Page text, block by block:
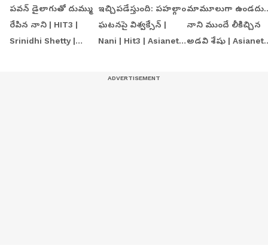
పవన్ డైలాగుతో దుమ్ము
రేపిన నాని | HIT3 |
Srinidhi Shetty |
ఇచ్చిపడేస్తుంది: పహల్గాం
ఘటనపై విశ్వక్సేన్ |
Nani | Hit3 | Asianet
మామూలుగా ఉండదు..
నాని ముందే లీకిచ్చిన
అడవి శేషు | Asianet